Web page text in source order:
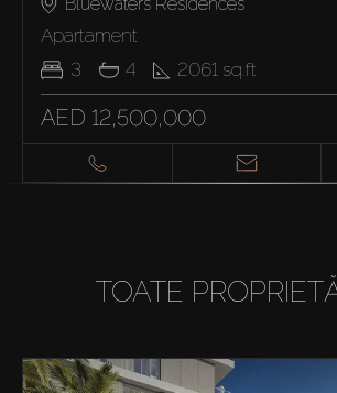
Apartament
3
4 2061 sq.ft
AED 12,500,000
TOATE